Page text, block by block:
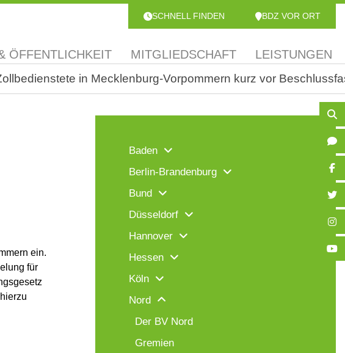
SCHNELL FINDEN BDZ VOR ORT
ÖFFENTLICHKEIT MITGLIEDSCHAFT LEISTUNGEN
in Mecklenburg-Vorpommern kurz vor
ein.
für
Baden
Berlin-Brandenburg
Bund
Düsseldorf
Hannover
Hessen
Köln
Nord
Der BV Nord
Gremien